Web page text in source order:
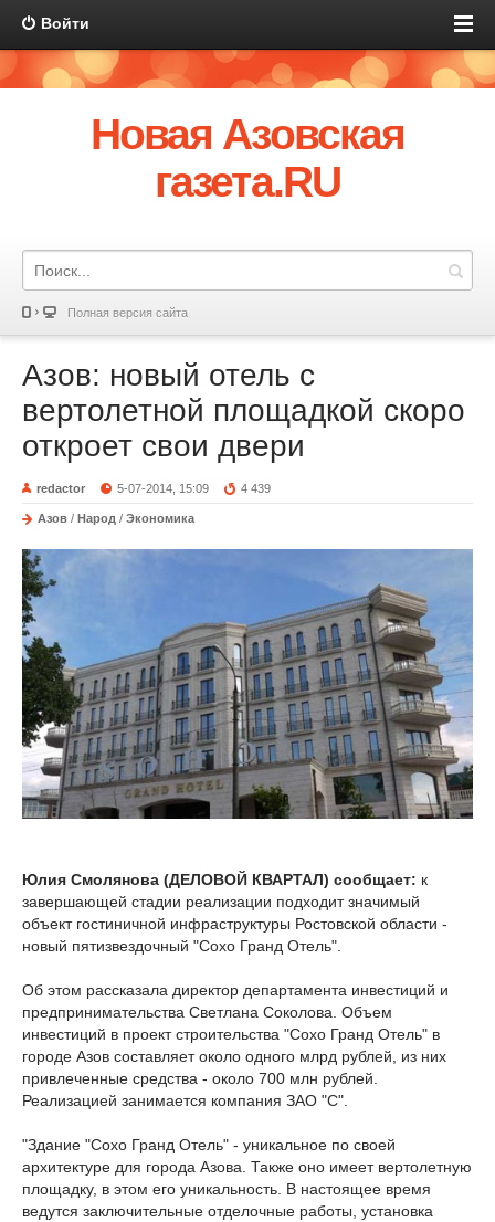
Войти
Новая Азовская
газета.RU
Полная версия сайта
Азов: новый отель с
вертолетной площадкой скоро
откроет свои двери
redactor 5-07-2014, 15:09 4 439
Азов / Народ / Экономика
Юлия Смолянова (ДЕЛОВОЙ КВАРТАЛ) сообщает: к
завершающей стадии реализации подходит значимый
объект гостиничной инфраструктуры Ростовской области -
новый пятизвездочный "Сохо Гранд Отель".
Об этом рассказала директор департамента инвестиций и
предпринимательства Светлана Соколова. Объем
инвестиций в проект строительства "Сохо Гранд Отель" в
городе Азов составляет около одного млрд рублей, из них
привлеченные средства - около 700 млн рублей.
Реализацией занимается компания ЗАО "С".
"Здание "Сохо Гранд Отель" - уникальное по своей
архитектуре для города Азова. Также оно имеет вертолетную
площадку, в этом его уникальность. В настоящее время
ведутся заключительные отделочные работы, установка